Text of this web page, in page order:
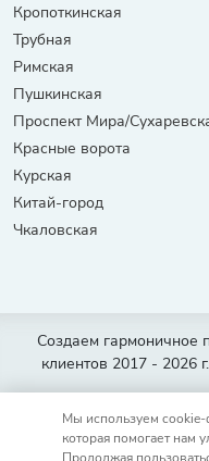
Кропоткинская
Трубная
Римская
Пушкинская
Проспект Мира/
Красные ворота
Курская
Китай-город
Чкаловская
Создаем гармоничное
клиентов 2017 - 2026 г.
Нижний Новгород
Самара
Уфа Челябинск
Мы используем cookie-
которая помогает нам